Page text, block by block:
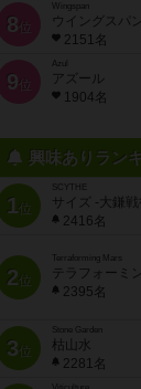
8 位
Wingspan
ウイングスパン
2151名
9 位
Azul
アズール
1904名
興味ありラン
1位
SCYTHE
サイズ -大鎌戦
2416名
2位
Terraforming Mars
テラフォーミ
2395名
3位
Stone Garden
枯山水
2281名